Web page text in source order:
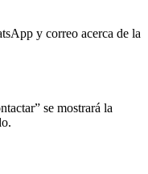
y correo acerca de la
se mostrará la